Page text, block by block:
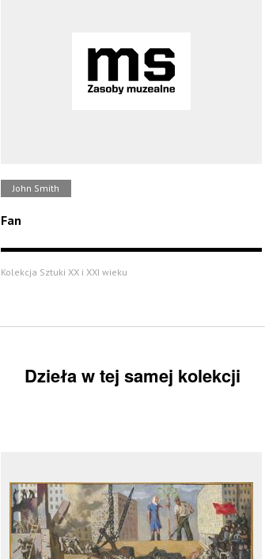
John Smith
Fan
Kolekcja Sztuki XX i XXI wieku
Dzieła w tej samej kolekcji